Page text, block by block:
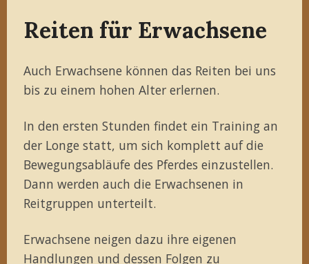
Reiten für Erwachsene
Auch Erwachsene können das Reiten bei uns
bis zu einem hohen Alter erlernen.
In den ersten Stunden findet ein Training an
der Longe statt, um sich komplett auf die
Bewegungsabläufe des Pferdes einzustellen.
Dann werden auch die Erwachsenen in
Reitgruppen unterteilt.
Erwachsene neigen dazu ihre eigenen
Handlungen und dessen Folgen zu